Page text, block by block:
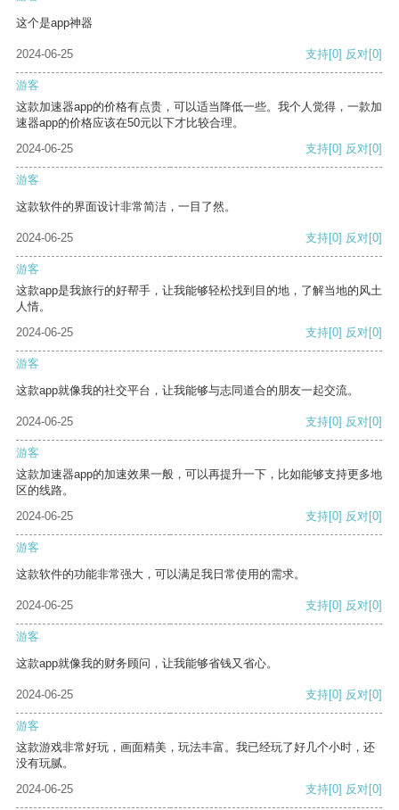
这个是app神器
2024-06-25 支持[0] 反对[0]
游客
这款加速器app的价格有点贵，可以适当降低一些。我个人觉得，一款加
速器app的价格应该在50元以下才比较合理。
2024-06-25
支持[0] 反对[0]
游客
这款软件的界面设计非常简洁，一目了然。
2024-06-25 支持[0] 反对[0]
游客
这款app是我旅行的好帮手，让我能够轻松找到目的地，了解当地的风土
人情。
2024-06-25
支持[0] 反对[0]
游客
这款app就像我的社交平台，让我能够与志同道合的朋友一起交流。
2024-06-25 支持[0] 反对[0]
游客
这款加速器app的加速效果一般，可以再提升一下，比如能够支持更多地
区的线路。
2024-06-25
支持[0] 反对[0]
游客
这款软件的功能非常强大，可以满足我日常使用的需求。
2024-06-25 支持[0] 反对[0]
游客
这款app就像我的财务顾问，让我能够省钱又省心。
2024-06-25 支持[0] 反对[0]
游客
这款游戏非常好玩，画面精美，玩法丰富。我已经玩了好几个小时，还
没有玩腻。
2024-06-25
支持[0] 反对[0]